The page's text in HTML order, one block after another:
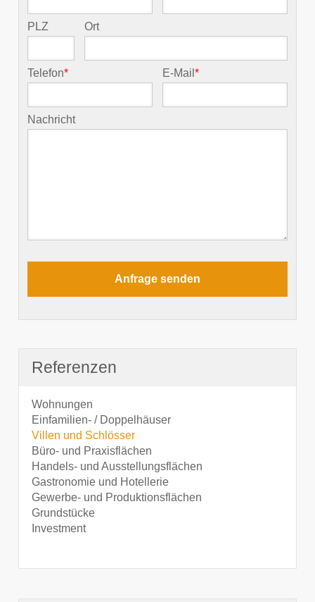
PLZ Ort
Telefon* E-Mail*
Nachricht
Referenzen
Wohnungen
Einfamilien- / Doppelhäuser
Villen und Schlösser
Büro- und Praxisflächen
Handels- und Ausstellungsflächen
Gastronomie und Hotellerie
Gewerbe- und Produktionsflächen
Grundstücke
Investment